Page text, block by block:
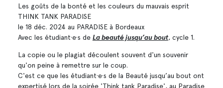
Les goûts de la bonté et les couleurs du mauvais esprit
THINK TANK PARADISE
le 18 déc. 2024 au PARADISE à Bordeaux
Avec les étudiant·e·s de La beauté jusqu’au bout, cycle 1.
La copie ou le plagiat découlent souvent d'un souvenir
qu'on peine à remettre sur le coup.
C'est ce que les étudiant·e·s de la Beauté jusqu’au bout ont
expertisé lors de la soirée 'Think tank Paradise', au Paradise